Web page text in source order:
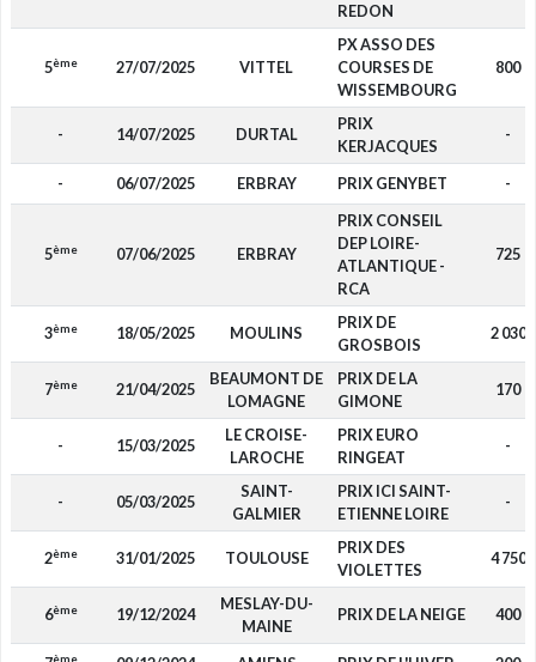
REDON
5ème 27/07/2025 VITTEL
PX ASSO DES
COURSES DE
WISSEMBOURG
800
- 14/07/2025 DURTAL
PRIX
KERJACQUES
-
- 06/07/2025 ERBRAY PRIX GENYBET -
5ème 07/06/2025 ERBRAY
PRIX CONSEIL
DEP LOIRE-
ATLANTIQUE -
RCA
725
3ème 18/05/2025 MOULINS
PRIX DE
GROSBOIS
2 030
7ème 21/04/2025
BEAUMONT DE
LOMAGNE
PRIX DE LA
GIMONE
170
- 15/03/2025
LE CROISE-
LAROCHE
PRIX EURO
RINGEAT
-
- 05/03/2025
SAINT-
GALMIER
PRIX ICI SAINT-
ETIENNE LOIRE
-
2ème 31/01/2025 TOULOUSE
PRIX DES
VIOLETTES
4 750
6ème 19/12/2024
MESLAY-DU-
MAINE
PRIX DE LA NEIGE 400
ème